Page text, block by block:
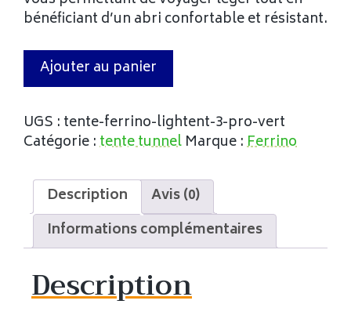
bénéficiant d’un abri confortable et résistant.
Ajouter au panier
UGS : tente-ferrino-lightent-3-pro-vert
Catégorie :tente tunnel Marque :Ferrino
Description
Avis (0)
Informations complémentaires
Description